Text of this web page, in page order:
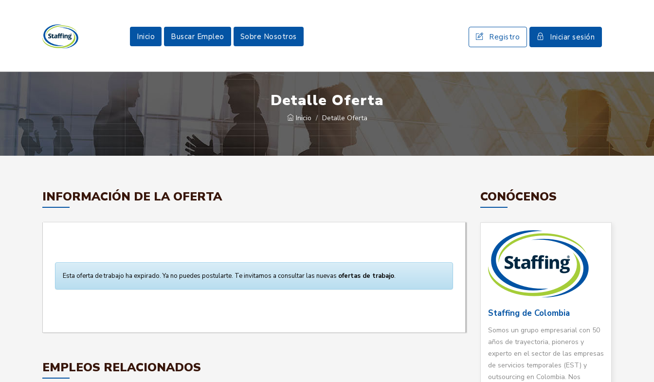
Inicio Buscar Empleo Sobre Nosotros Registro Iniciar sesión
Detalle Oferta
Inicio Detalle Oferta
INFORMACIÓN DE LA OFERTA
Esta oferta de trabajo ha expirado. Ya no puedes postularte. Te invitamos a consultar las nuevas ofertas de trabajo.
EMPLEOS RELACIONADOS
CONÓCENOS
Staffing de Colombia
Somos un grupo empresarial con 50
años de trayectoria, pioneros y
experto en el sector de las empresas
de servicios temporales (EST) y
outsourcing en Colombia. Nos